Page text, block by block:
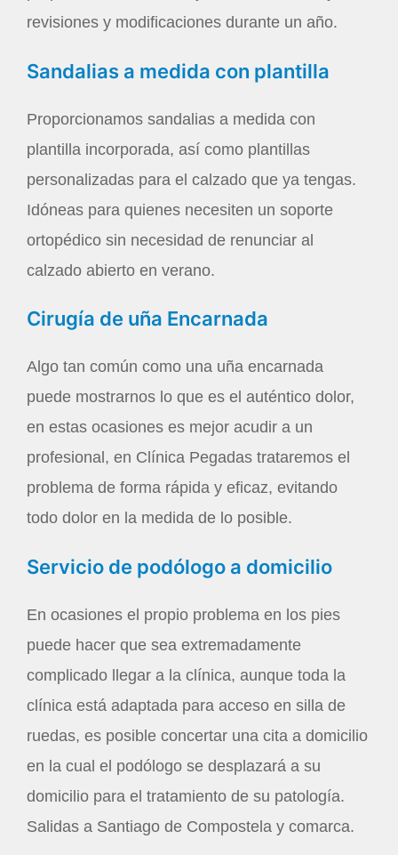
revisiones y modificaciones durante un año.
Sandalias a medida con plantilla
Proporcionamos sandalias a medida con
plantilla incorporada, así como plantillas
personalizadas para el calzado que ya tengas.
Idóneas para quienes necesiten un soporte
ortopédico sin necesidad de renunciar al
calzado abierto en verano.
Cirugía de uña Encarnada
Algo tan común como una uña encarnada
puede mostrarnos lo que es el auténtico dolor,
en estas ocasiones es mejor acudir a un
profesional, en Clínica Pegadas trataremos el
problema de forma rápida y eficaz, evitando
todo dolor en la medida de lo posible.
Servicio de podólogo a domicilio
En ocasiones el propio problema en los pies
puede hacer que sea extremadamente
complicado llegar a la clínica, aunque toda la
clínica está adaptada para acceso en silla de
ruedas, es posible concertar una cita a domicilio
en la cual el podólogo se desplazará a su
domicilio para el tratamiento de su patología.
Salidas a Santiago de Compostela y comarca.